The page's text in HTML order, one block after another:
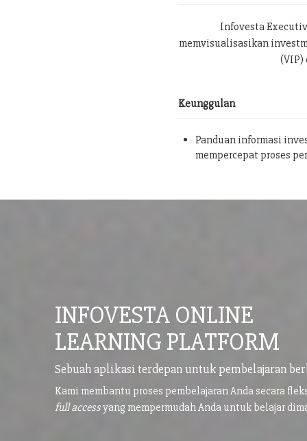
Infovesta
memvisualisasikan
(VIP)
Keunggulan
Panduan informasi
mempercepat proses
INFOVESTA ONLINE
LEARNING PLATFORM
Sebuah aplikasi terdepan untuk pembelajaran
Kami membantu proses pembelajaran Anda secara
full accessyang mempermudah Anda untuk belajar